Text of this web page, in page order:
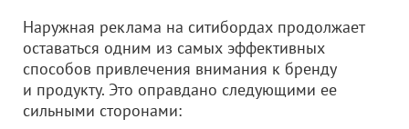
Наружная реклама на ситибордах продолжает
оставаться одним из самых эффективных
способов привлечения внимания к бренду
и продукту. Это оправдано следующими ее
сильными сторонами: